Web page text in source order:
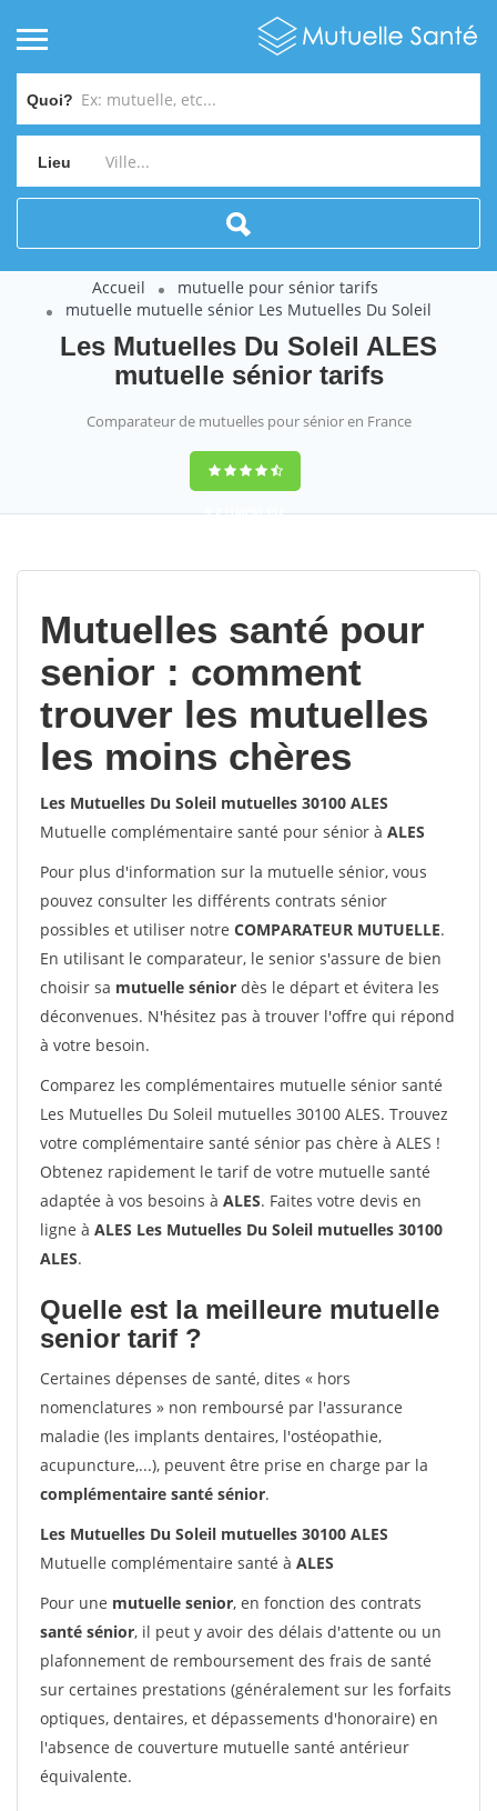
Quoi?
Lieu
Accueil
mutuelle pour sénior tarifs
mutuelle mutuelle sénior Les Mutuelles Du Soleil
Les Mutuelles Du Soleil ALES
mutuelle sénior tarifs
Comparateur de mutuelles pour sénior en France
9,2(100%)452
Mutuelles santé pour
senior : comment
trouver les mutuelles
les moins chères
Les Mutuelles Du Soleil mutuelles 30100 ALES
Mutuelle complémentaire santé pour sénior à ALES
Pour plus d'information sur la mutuelle sénior, vous
pouvez consulter les différents contrats sénior
possibles et utiliser notre COMPARATEUR MUTUELLE.
En utilisant le comparateur, le senior s'assure de bien
choisir sa mutuelle sénior dès le départ et évitera les
déconvenues. N'hésitez pas à trouver l'offre qui répond
à votre besoin.
Comparez les complémentaires mutuelle sénior santé
Les Mutuelles Du Soleil mutuelles 30100 ALES. Trouvez
votre complémentaire santé sénior pas chère à ALES !
Obtenez rapidement le tarif de votre mutuelle santé
adaptée à vos besoins à ALES. Faites votre devis en
ligne à ALES Les Mutuelles Du Soleil mutuelles 30100
ALES.
Quelle est la meilleure mutuelle
senior tarif ?
Certaines dépenses de santé, dites « hors
nomenclatures » non remboursé par l'assurance
maladie (les implants dentaires, l'ostéopathie,
acupuncture,...), peuvent être prise en charge par la
complémentaire santé sénior.
Les Mutuelles Du Soleil mutuelles 30100 ALES
Mutuelle complémentaire santé à ALES
Pour une mutuelle senior, en fonction des contrats
santé sénior, il peut y avoir des délais d'attente ou un
plafonnement de remboursement des frais de santé
sur certaines prestations (généralement sur les forfaits
optiques, dentaires, et dépassements d'honoraire) en
l'absence de couverture mutuelle santé antérieur
équivalente.